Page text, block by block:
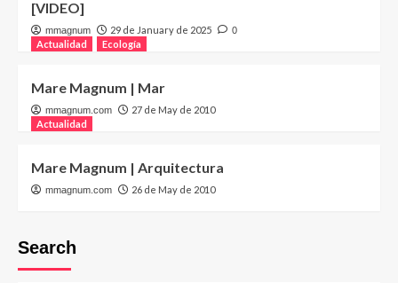
[VIDEO]
mmagnum 29 de January de 2025 0
Actualidad Ecología
Mare Magnum | Mar
mmagnum.com
27 de May de 2010
Actualidad
Mare Magnum | Arquitectura
mmagnum.com 26 de May de 2010
Search